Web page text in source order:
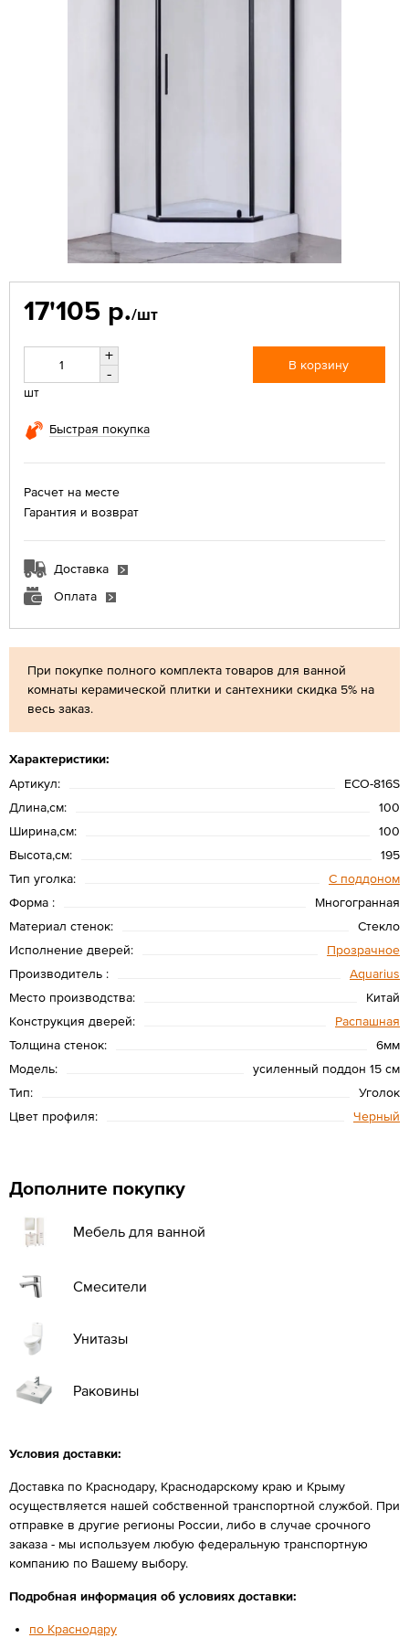
При покупке полного комплекта товаров для ванной
комнаты керамической плитки и сантехники скидка 5% на
весь заказ.
Характеристики:
Артикул:
ECO-816S
Длина,см:
100
Ширина,см:
100
Высота,см:
195
Тип уголка:
С поддоном
Форма :
Многогранная
Материал стенок:
Стекло
Исполнение дверей:
Прозрачное
Производитель :
Aquarius
Место производства:
Китай
Конструкция дверей:
Распашная
Толщина стенок:
6мм
Модель:
усиленный поддон 15 см
Тип:
Уголок
Цвет профиля:
Черный
17'105 р./шт
+
-
шт
В корзину
Быстрая покупка
Расчет на месте
Гарантия и возврат
Доставка
Оплата
Дополните покупку
Мебель для ванной
Смесители
Унитазы
Раковины
Условия доставки:
Доставка по Краснодару, Краснодарскому краю и Крыму
осуществляется нашей собственной транспортной службой. При
отправке в другие регионы России, либо в случае срочного
заказа - мы используем любую федеральную транспортную
компанию по Вашему выбору.
Подробная информация об условиях доставки:
по Краснодару